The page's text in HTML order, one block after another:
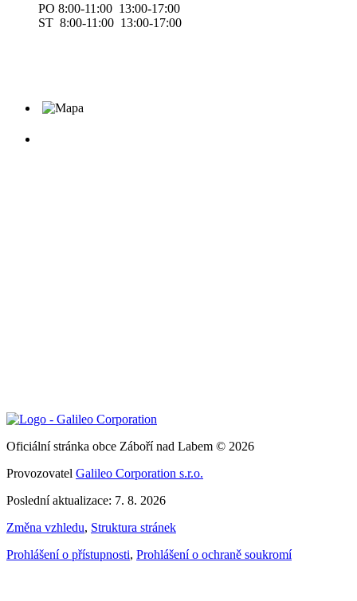
PO 8:00-11:00 13:00-17:00
ST 8:00-11:00 13:00-17:00
Oficiální stránka obce Záboří nad Labem © 2026
Provozovatel Galileo Corporation s.r.o.
Poslední aktualizace: 7. 8. 2026
Změna vzhledu, Struktura stránek
Prohlášení o přístupnosti, Prohlášení o ochraně soukromí